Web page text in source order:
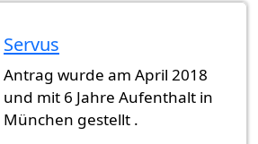
Servus
Antrag wurde am April 2018
und mit 6 Jahre Aufenthalt in
München gestellt .